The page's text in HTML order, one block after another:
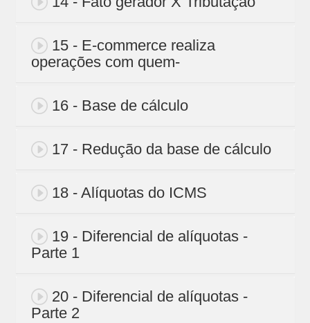
15 - E-commerce realiza
operações com quem-
16 - Base de cálculo
17 - Redução da base de cálculo
18 - Alíquotas do ICMS
19 - Diferencial de alíquotas -
Parte 1
20 - Diferencial de alíquotas -
Parte 2